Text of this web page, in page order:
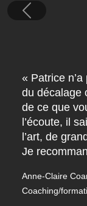
« Patrice n’a
du décalage
de ce que
l’écoute, il
l’art, de
Je
Anne-Claire
Coaching/
Previous